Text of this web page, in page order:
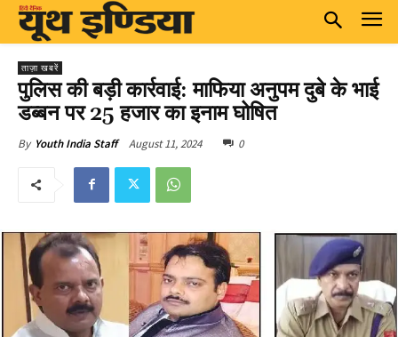
ताज़ा खबरें
पुलिस की बड़ी कार्रवाई: माफिया अनुपम दुबे के भाई
डब्बन पर 25 हजार का इनाम घोषित
By Youth India Staff August 11, 2024 0